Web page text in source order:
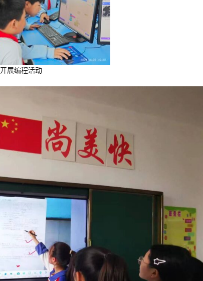
展编程活动